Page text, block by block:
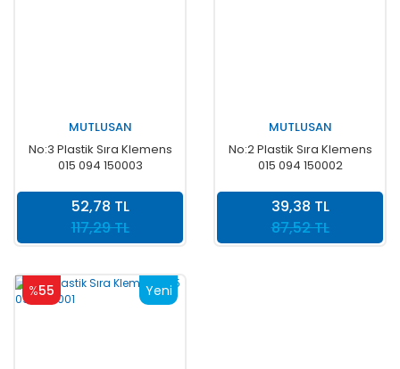
MUTLUSAN
No:3 Plastik Sıra Klemens
015 094 150003
117,29 TL
52,78 TL
MUTLUSAN
No:2 Plastik Sıra Klemens
015 094 150002
87,52 TL
39,38 TL
Yeni
%55